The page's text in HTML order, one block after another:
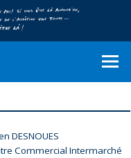
DESNOUES
Commercial Intermarché